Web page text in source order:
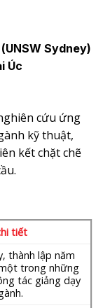
Sydney)
Úc
cứu ứng
kỹ thuật,
kết chặt chẽ
tiết
thành lập năm
trong những
tác giảng dạy